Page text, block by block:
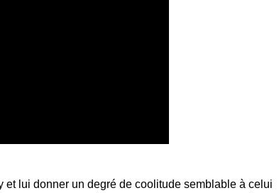
et lui donner un degré de coolitude semblable à celui